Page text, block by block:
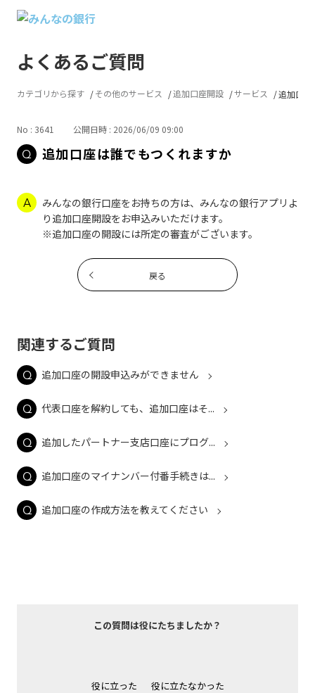
よくあるご質問
カテゴリから探す その他のサービス 追加口座開設 サービス 追加口
No : 3641 公開日時 : 2026/06/09 09:00
追加口座は誰でもつくれますか
みんなの銀行口座をお持ちの方は、みんなの銀行アプリよ
り追加口座開設をお申込みいただけます。
※追加口座の開設には所定の審査がございます。
戻る
関連するご質問
追加口座の開設申込みができません
代表口座を解約しても、追加口座はそ...
追加したパートナー支店口座にプログ...
追加口座のマイナンバー付番手続きは...
追加口座の作成方法を教えてください
この質問は役にたちましたか？
役に立った 役に立たなかった